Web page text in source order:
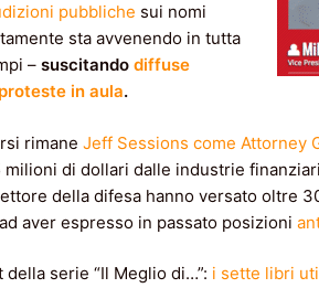
pubbliche sui nomi
sta avvenendo in tutta
– suscitando diffuse
proteste in aula.
rimane Jeff Sessions come Attorney
milioni di dollari dalle industrie
della difesa hanno versato oltre
aver espresso in passato posizioni
serie “Il Meglio di…”: i sette libri